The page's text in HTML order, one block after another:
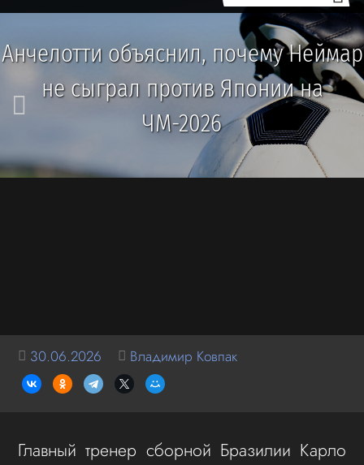
Анчелотти объяснил, почему Неймар
не сыграл против Японии на
ЧМ-2026
30.06.2026 Владимир Ковпак
Главный тренер сборной Бразилии Карло